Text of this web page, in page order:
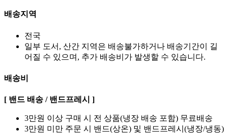
배송지역
전국
일부 도서, 산간 지역은 배송불가하거나 배송기간이 길
어질 수 있으며, 추가 배송비가 발생할 수 있습니다.
배송비
[ 밴드 배송 / 밴드프레시 ]
3만원 이상 구매 시 전 상품(냉장 배송 포함) 무료배송
3만원 미만 주문 시 밴드(상온) 및 밴드프레시(냉장/냉동)